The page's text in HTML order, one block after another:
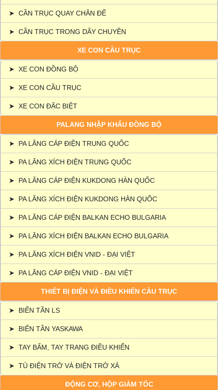
➤ CẦN TRỤC QUAY CHÂN ĐẾ
➤ CẦN TRỤC TRONG DÂY CHUYỀN
XE CON CẦU TRỤC
➤ XE CON ĐỒNG BỘ
➤ XE CON CẦU TRỤC
➤ XE CON ĐẶC BIỆT
PALANG NHẬP KHẨU ĐỒNG BỘ
➤ PA LĂNG CÁP ĐIỆN TRUNG QUỐC
➤ PA LĂNG XÍCH ĐIỆN TRUNG QUỐC
➤ PA LĂNG CÁP ĐIỆN KUKDONG HÀN QUỐC
➤ PA LĂNG XÍCH ĐIỆN KUKDONG HÀN QUỐC
➤ PA LĂNG CÁP ĐIỆN BALKAN ECHO BULGARIA
➤ PA LĂNG XÍCH ĐIỆN BALKAN ECHO BULGARIA
➤ PA LĂNG XÍCH ĐIỆN VNID - ĐẠI VIỆT
➤ PA LĂNG CÁP ĐIỆN VNID - ĐẠI VIỆT
THIẾT BỊ ĐIỆN VÀ ĐIỀU KHIỂN CẦU TRỤC
➤ BIẾN TẦN LS
➤ BIẾN TẦN YASKAWA
➤ TAY BẤM, TAY TRANG ĐIỀU KHIỂN
➤ TỦ ĐIỆN TRỞ VÀ ĐIỆN TRỞ XẢ
ĐỘNG CƠ, HỘP GIẢM TỐC